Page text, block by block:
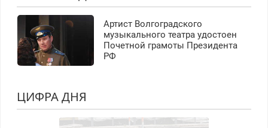
Артист Волгоградского
музыкального театра удостоен
Почетной грамоты Президента
РФ
ЦИФРА ДНЯ